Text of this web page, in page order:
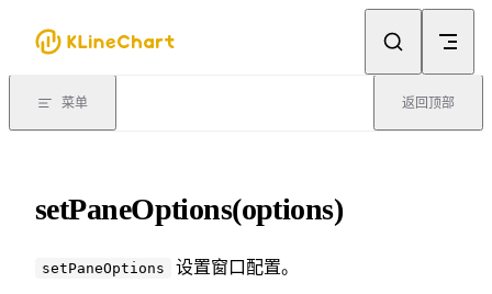
Skip to content
菜单 返回顶部
setPaneOptions(options)
setPaneOptions 设置窗口配置。